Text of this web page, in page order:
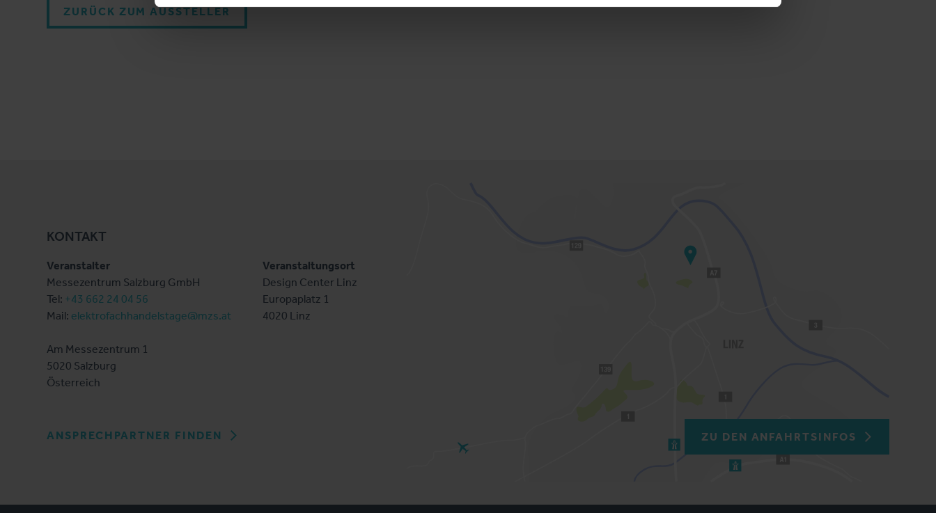
ZURÜCK ZUM AUSSTELLER
KONTAKT
Veranstalter
Messezentrum Salzburg GmbH
Tel: +43 662 24 04 56
Mail: elektrofachhandelstage@mzs.at
Am Messezentrum 1
5020 Salzburg
Österreich
Veranstaltungsort
Design Center Linz
Europaplatz 1
4020 Linz
ANSPRECHPARTNER FINDEN ZU DEN ANFAHRTSINFOS